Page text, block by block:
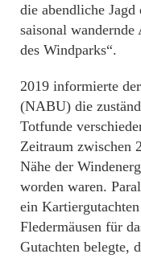
die abendliche
saisonal
des Windparks“.
2019 informierte
(NABU) die
Totfunde
Zeitraum zwischen
Nähe der
worden waren.
ein
Fledermäusen für
Gutachten belegte,